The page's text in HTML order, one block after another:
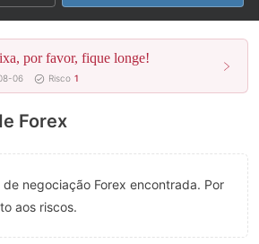
por favor, fique longe!
06 Risco 1
Forex
negociação Forex encontrada. Por
aos riscos.